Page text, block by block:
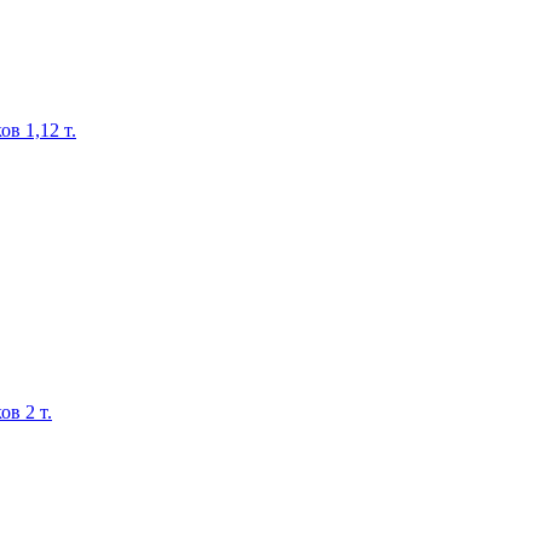
1,12 т.
2 т.